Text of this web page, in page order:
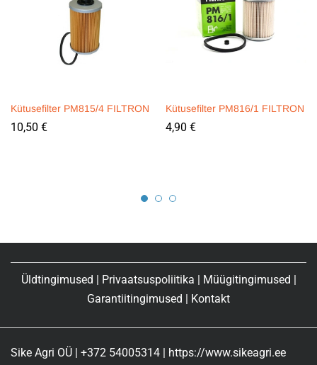
Kütusefilter PM815/4 FILTRON
10,50 €
Kütusefilter PM816/1 FILTRON
4,90 €
Üldtingimused Privaatsuspoliitika Müügitingimused
Garantiitingimused
Kontakt
Sike Agri OÜ | +372 54005314 | https://www.sikeagri.ee